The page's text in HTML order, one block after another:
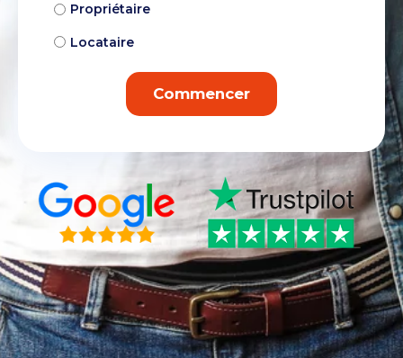
Propriétaire
Locataire